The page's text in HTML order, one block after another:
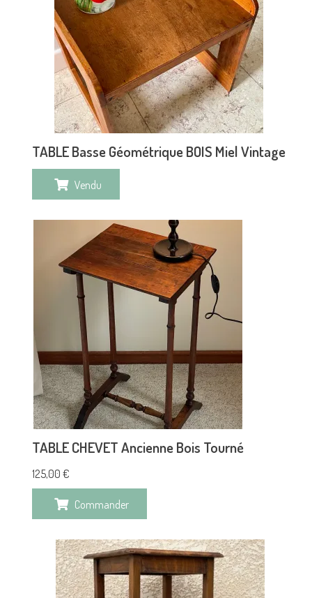
TABLE Basse Géométrique BOIS Miel Vintage
Vendu
TABLE CHEVET Ancienne Bois Tourné
125,00 €
Commander